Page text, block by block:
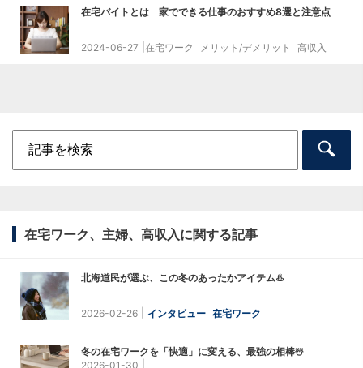
在宅バイトとは 家でできる仕事のおすすめ8選と注意点
2024-06-27 在宅ワーク メリット/デメリット 高収入
在宅ワーク、主婦、高収入に関する記事
北海道民が選ぶ、この冬のあったかアイテム♨️
2026-02-26 インタビュー 在宅ワーク
冬の在宅ワークを「快適」に変える、最強の相棒☃️
2026-01-30